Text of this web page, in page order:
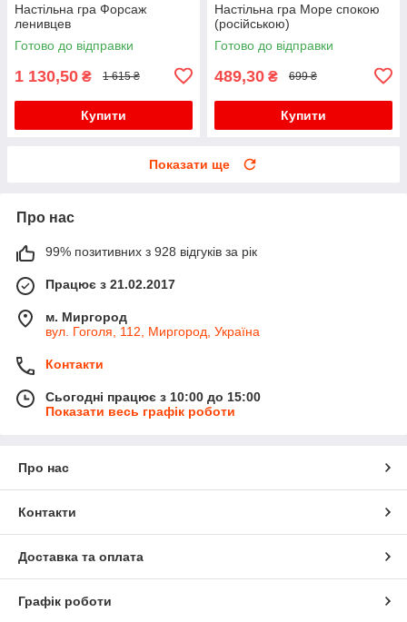
Настільна гра Форсаж
ленивцев
Готово до відправки
1 130,50 ₴ 1 615 ₴
Купити
Настільна гра Море спокою
(російською)
Готово до відправки
489,30 ₴ 699 ₴
Купити
Показати ще
Про нас
99% позитивних з 928 відгуків за рік
Працює з 21.02.2017
м. Миргород
вул. Гоголя, 112, Миргород, Україна
Контакти
Сьогодні працює з 10:00 до 15:00
Показати весь графік роботи
Про нас
Контакти
Доставка та оплата
Графік роботи